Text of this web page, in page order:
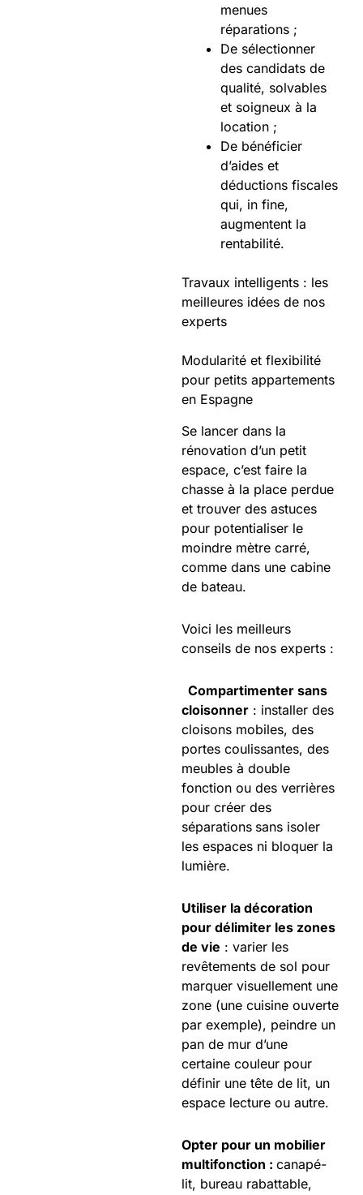
menues
réparations ;
De sélectionner
des candidats de
qualité, solvables
et soigneux à la
location ;
De bénéficier
d’aides et
déductions fiscales
qui, in fine,
augmentent la
rentabilité.
Travaux intelligents : les
meilleures idées de nos
experts
Modularité et flexibilité
pour petits appartements
en Espagne
Se lancer dans la
rénovation d’un petit
espace, c’est faire la
chasse à la place perdue
et trouver des astuces
pour potentialiser le
moindre mètre carré,
comme dans une cabine
de bateau.
Voici les meilleurs
conseils de nos experts :
Compartimenter sans
cloisonner : installer des
cloisons mobiles, des
portes coulissantes, des
meubles à double
fonction ou des verrières
pour créer des
séparations sans isoler
les espaces ni bloquer la
lumière.
Utiliser la décoration
pour délimiter les zones
de vie : varier les
revêtements de sol pour
marquer visuellement une
zone (une cuisine ouverte
par exemple), peindre un
pan de mur d’une
certaine couleur pour
définir une tête de lit, un
espace lecture ou autre.
Opter pour un mobilier
multifonction : canapé-
lit, bureau rabattable,